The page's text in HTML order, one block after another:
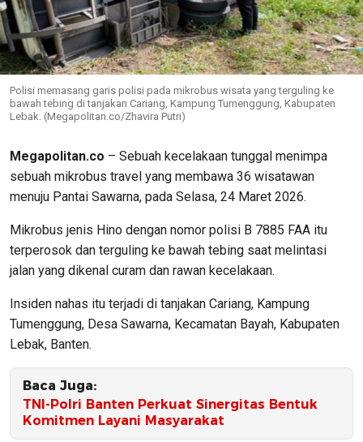
Polisi memasang garis polisi pada mikrobus wisata yang terguling ke
bawah tebing di tanjakan Cariang, Kampung Tumenggung, Kabupaten
Lebak. (Megapolitan.co/Zhavira Putri)
Megapolitan.co – Sebuah kecelakaan tunggal menimpa
sebuah mikrobus travel yang membawa 36 wisatawan
menuju Pantai Sawarna, pada Selasa, 24 Maret 2026.
Mikrobus jenis Hino dengan nomor polisi B 7885 FAA itu
terperosok dan terguling ke bawah tebing saat melintasi
jalan yang dikenal curam dan rawan kecelakaan.
Insiden nahas itu terjadi di tanjakan Cariang, Kampung
Tumenggung, Desa Sawarna, Kecamatan Bayah, Kabupaten
Lebak, Banten.
Baca Juga:
TNI-Polri Banten Perkuat Sinergitas Bentuk
Komitmen Layani Masyarakat